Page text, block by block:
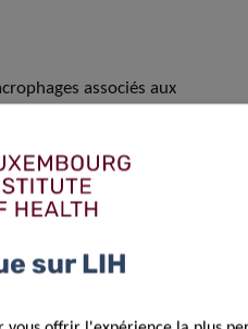
associés aux
les cellules cancéreuses,
bloquer l’activité des
croissance tumorale. Il
de passer d’un état
dommages induits par le
macrophages échouent
sur LIH